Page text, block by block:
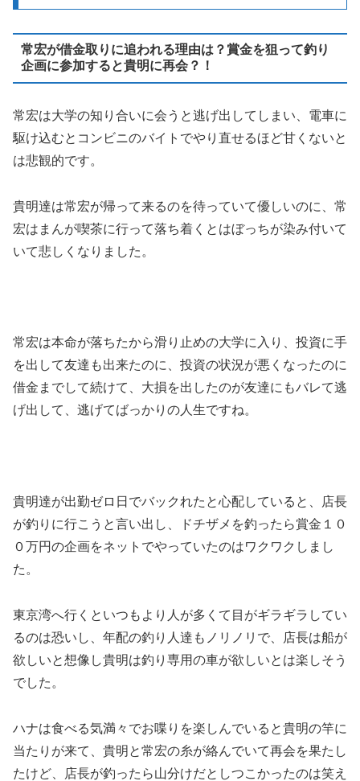
常宏が借金取りに追われる理由は？賞金を狙って釣り
企画に参加すると貴明に再会？！
常宏は大学の知り合いに会うと逃げ出してしまい、電車に
駆け込むとコンビニのバイトでやり直せるほど甘くないと
は悲観的です。
貴明達は常宏が帰って来るのを待っていて優しいのに、常
宏はまんが喫茶に行って落ち着くとはぼっちが染み付いて
いて悲しくなりました。
常宏は本命が落ちたから滑り止めの大学に入り、投資に手
を出して友達も出来たのに、投資の状況が悪くなったのに
借金までして続けて、大損を出したのが友達にもバレて逃
げ出して、逃げてばっかりの人生ですね。
貴明達が出勤ゼロ日でバックれたと心配していると、店長
が釣りに行こうと言い出し、ドチザメを釣ったら賞金１０
０万円の企画をネットでやっていたのはワクワクしまし
た。
東京湾へ行くといつもより人が多くて目がギラギラしてい
るのは恐いし、年配の釣り人達もノリノリで、店長は船が
欲しいと想像し貴明は釣り専用の車が欲しいとは楽しそう
でした。
ハナは食べる気満々でお喋りを楽しんでいると貴明の竿に
当たりが来て、貴明と常宏の糸が絡んでいて再会を果たし
たけど、店長が釣ったら山分けだとしつこかったのは笑え